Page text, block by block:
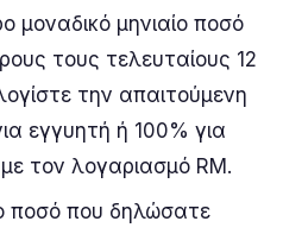
μοναδικό μηνιαίο ποσό
τους τελευταίους 12
την απαιτούμενη
εγγυητή ή 100% για
τον λογαριασμό RM.
ποσό που δηλώσατε